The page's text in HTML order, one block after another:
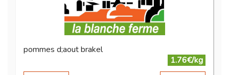
pommes d;aout brakel
1.76€/kg